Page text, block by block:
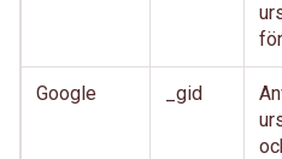
Google _gid